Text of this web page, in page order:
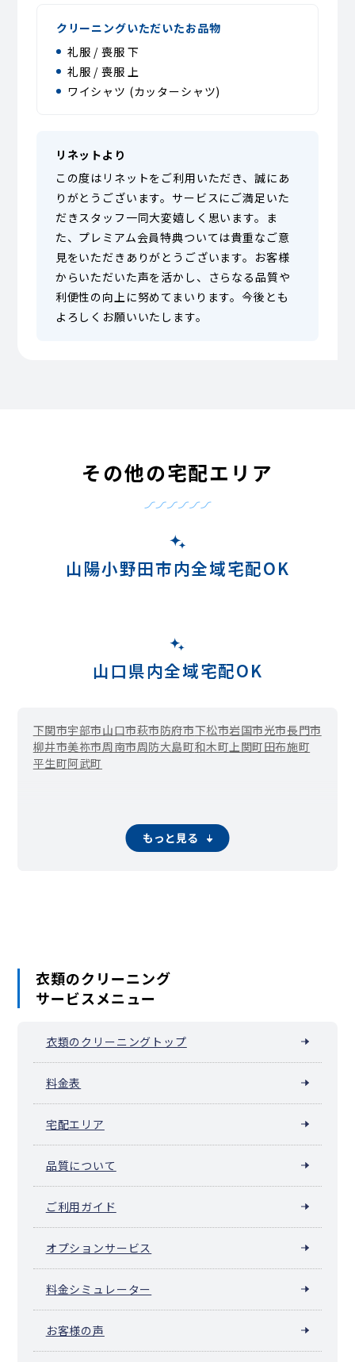
クリーニングいただいたお品物
礼服 / 喪服 下
礼服 / 喪服 上
ワイシャツ (カッターシャツ)
リネットより
この度はリネットをご利用いただき、誠にあ
りがとうございます。サービスにご満足いた
だきスタッフ一同大変嬉しく思います。ま
た、プレミアム会員特典ついては貴重なご意
見をいただきありがとうございます。お客様
からいただいた声を活かし、さらなる品質や
利便性の向上に努めてまいります。今後とも
よろしくお願いいたします。
その他の宅配エリア
山陽小野田市内全域宅配OK
山口県内全域宅配OK
下関市宇部市山口市萩市防府市下松市岩国市光市長門市
柳井市美祢市周南市周防大島町和木町 上関町田布施町
平生町阿武町
もっと見る
衣類のクリーニング
サービスメニュー
衣類のクリーニングトップ
料金表
宅配エリア
品質について
ご利用ガイド
オプションサービス
料金シミュレーター
お客様の声